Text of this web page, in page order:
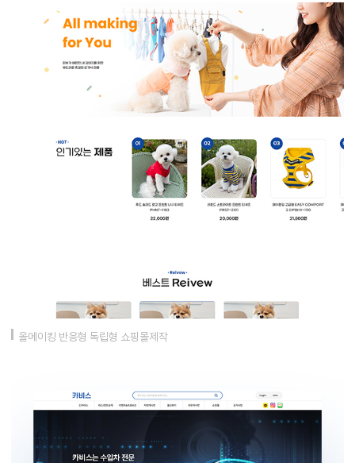
올메이킹 반응형 독립형 쇼핑몰제작